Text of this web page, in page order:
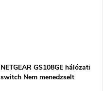
NETGEAR GS108GE hálózati
switch Nem menedzselt